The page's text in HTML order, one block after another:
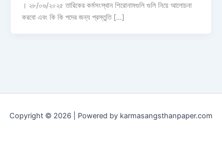
। ২৮/০৬/২০২৫ তারিকের কর্মসংস্থান শিরোনামগুলি গুলি নিয়ে আলোচনা
করবো এবং কি কি পদের জন্য প্রস্তুতি […]
Copyright © 2026 | Powered by karmasangsthanpaper.com